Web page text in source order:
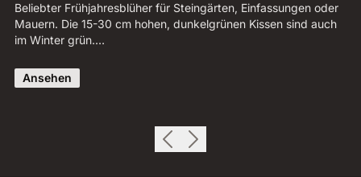
Beliebter Frühjahresblüher für Steingärten, Einfassungen oder
Mauern. Die 15-30 cm hohen, dunkelgrünen Kissen sind auch
im Winter grün.…
Ansehen